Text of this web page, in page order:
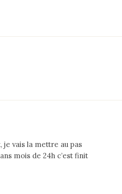
je vais la mettre au pas
mois de 24h c’est finit